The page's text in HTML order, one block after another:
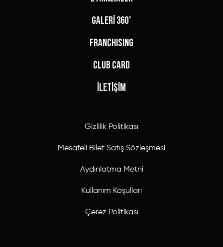
GALERİ 360°
FRANCHISING
CLUB CARD
İLETİŞİM
Gizlilik Politikası
Mesafeli Bilet Satış Sözleşmesi
Aydınlatma Metni
Kullanım Koşulları
Çerez Politikası